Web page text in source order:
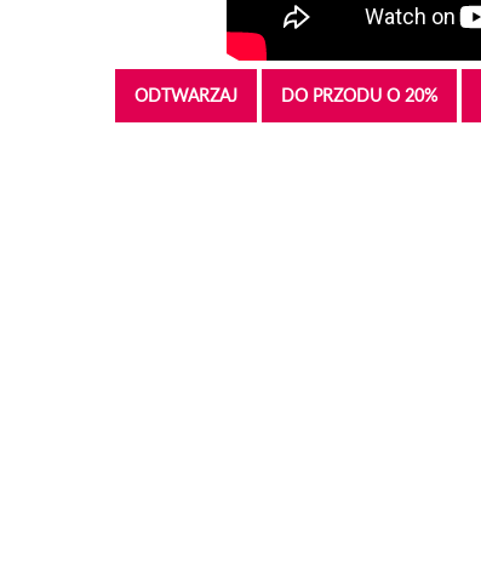
ODTWARZAJ DO PRZODU O 20%